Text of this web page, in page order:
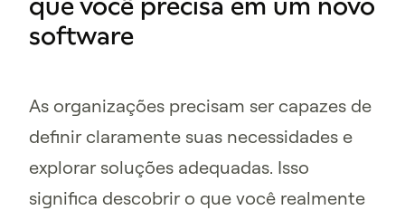
software
As organizações precisam ser capazes de
definir claramente suas necessidades e
explorar soluções adequadas. Isso
significa descobrir o que você realmente